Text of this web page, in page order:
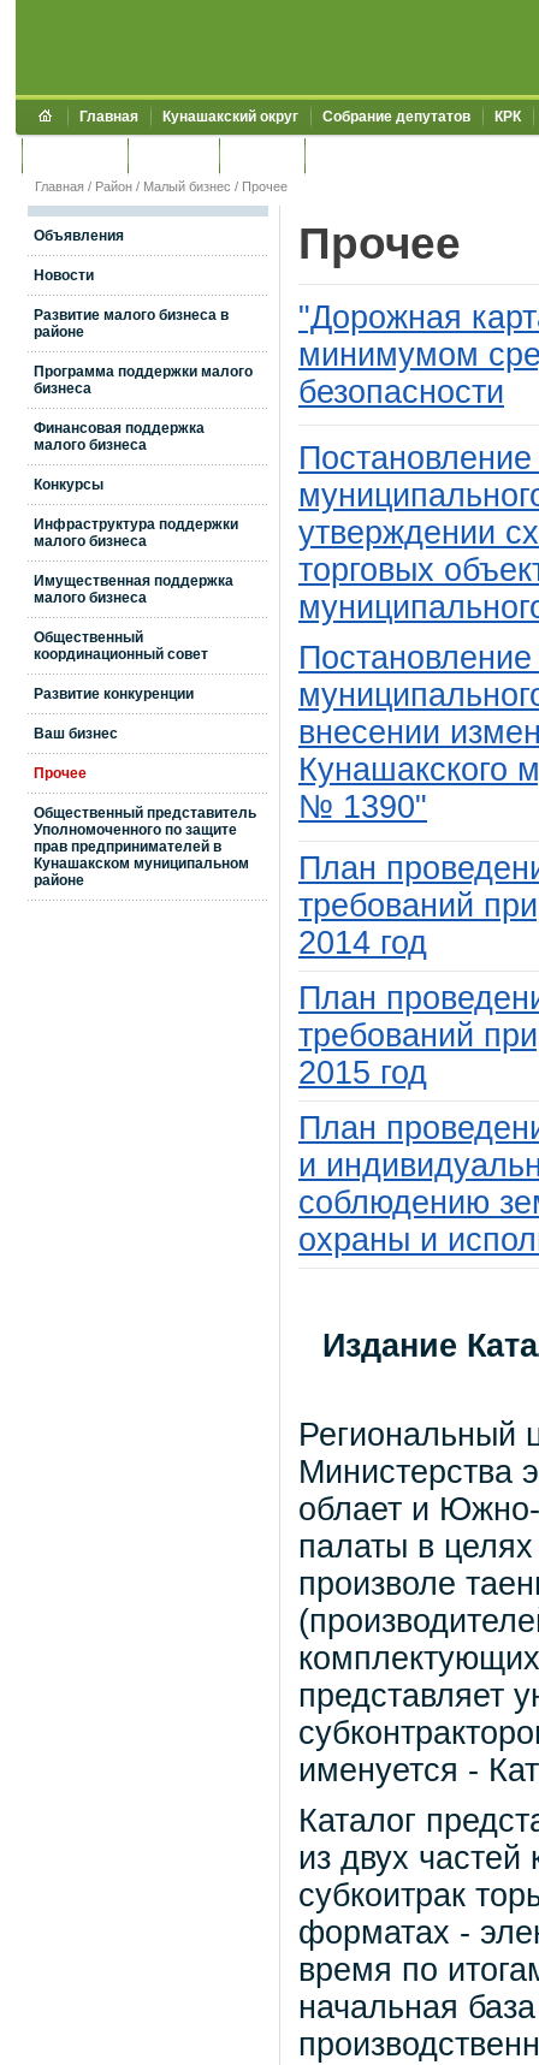
Главная Кунашакский округ Собрание депутатов КРК
Главная / Район / Малый бизнес / Прочее
Объявления
Новости
Развитие малого бизнеса в
районе
Программа поддержки малого
бизнеса
Финансовая поддержка
малого бизнеса
Конкурсы
Инфраструктура поддержки
малого бизнеса
Имущественная поддержка
малого бизнеса
Общественный
координационный совет
Развитие конкуренции
Ваш бизнес
Прочее
Общественный представитель
Уполномоченного по защите
прав предпринимателей в
Кунашакском муниципальном
районе
Прочее
"Дорожная
минимумом
безопасности
утверждении
торговых
внесении
Кунашакского
№ 1390"
План
требований
2014 год
План
требований
2015 год
План
и
соблюдению
охраны и
Издание
Региональный
Министерства
облает и
палаты в
произволе
представляет
именуется -
Каталог
из двух частей
субкоитрак
форматах -
время по
начальная